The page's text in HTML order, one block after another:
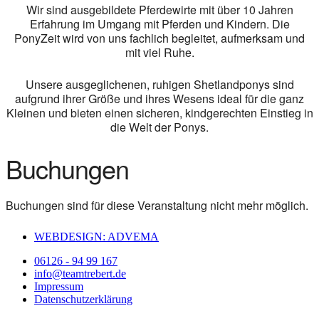
Wir sind ausgebildete Pferdewirte mit über 10 Jahren
Erfahrung im Umgang mit Pferden und Kindern. Die
PonyZeit wird von uns fachlich begleitet, aufmerksam und
mit viel Ruhe.
Unsere ausgeglichenen, ruhigen Shetlandponys sind
aufgrund ihrer Größe und ihres Wesens ideal für die ganz
Kleinen und bieten einen sicheren, kindgerechten Einstieg in
die Welt der Ponys.
Buchungen
Buchungen sind für diese Veranstaltung nicht mehr möglich.
WEBDESIGN: ADVEMA
06126 - 94 99 167
info@teamtrebert.de
Impressum
Datenschutzerklärung